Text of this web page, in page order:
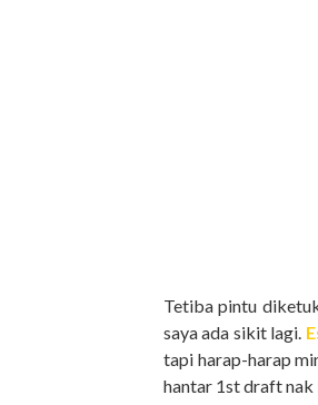
Tetiba pintu
saya ada sikit lagi.
tapi harap-harap
hantar 1st draft nak